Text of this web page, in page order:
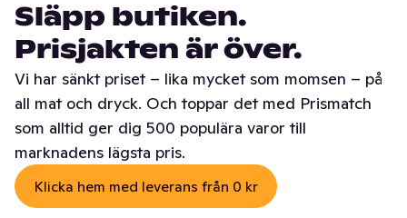
Släpp butiken.
Prisjakten är över.
Vi har sänkt priset – lika mycket som momsen – på
all mat och dryck. Och toppar det med Prismatch
som alltid ger dig 500 populära varor till
marknadens lägsta pris.
Klicka hem med leverans från 0 kr